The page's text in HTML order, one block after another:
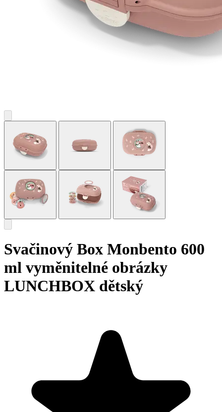
Svačinový Box Monbento 600
ml vyměnitelné obrázky
LUNCHBOX dětský